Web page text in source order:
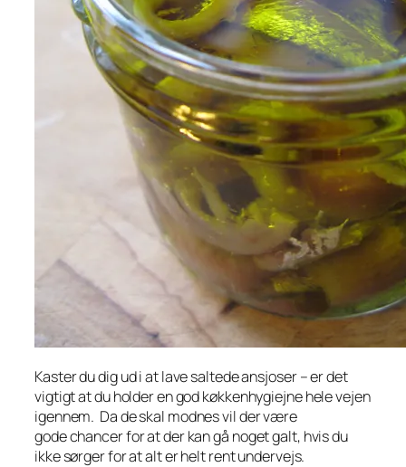
Kaster du dig ud i at lave saltede ansjoser – er det
vigtigt at du holder en god køkkenhygiejne hele vejen
igennem. Da de skal modnes vil der være
gode chancer for at der kan gå noget galt, hvis du
ikke sørger for at alt er helt rent undervejs.